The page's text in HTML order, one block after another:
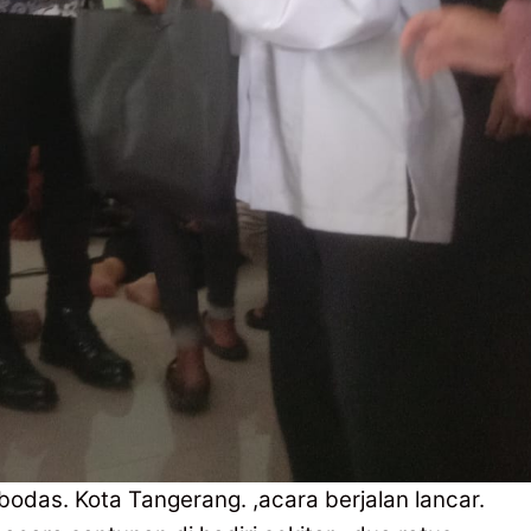
Kota Tangerang. ,acara berjalan lancar.